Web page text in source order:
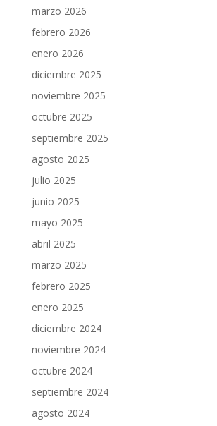
marzo 2026
febrero 2026
enero 2026
diciembre 2025
noviembre 2025
octubre 2025
septiembre 2025
agosto 2025
julio 2025
junio 2025
mayo 2025
abril 2025
marzo 2025
febrero 2025
enero 2025
diciembre 2024
noviembre 2024
octubre 2024
septiembre 2024
agosto 2024